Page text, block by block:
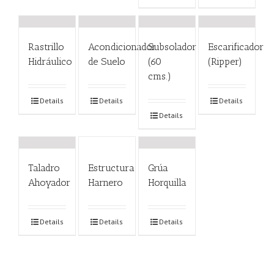
Rastrillo
Hidráulico
Details
Acondicionador
de Suelo
Details
Subsolador
(60
cms.)
Details
Escarificador
(Ripper)
Details
Taladro
Ahoyador
Details
Estructura
Harnero
Details
Grúa
Horquilla
Details